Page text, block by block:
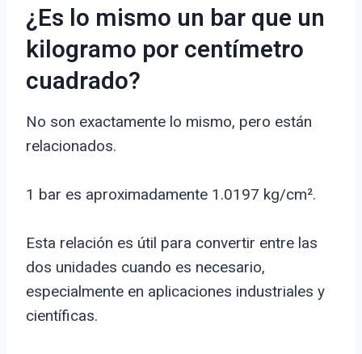
¿Es lo mismo un bar que un
kilogramo por centímetro
cuadrado?
No son exactamente lo mismo, pero están
relacionados.
1 bar es aproximadamente 1.0197 kg/cm².
Esta relación es útil para convertir entre las
dos unidades cuando es necesario,
especialmente en aplicaciones industriales y
científicas.